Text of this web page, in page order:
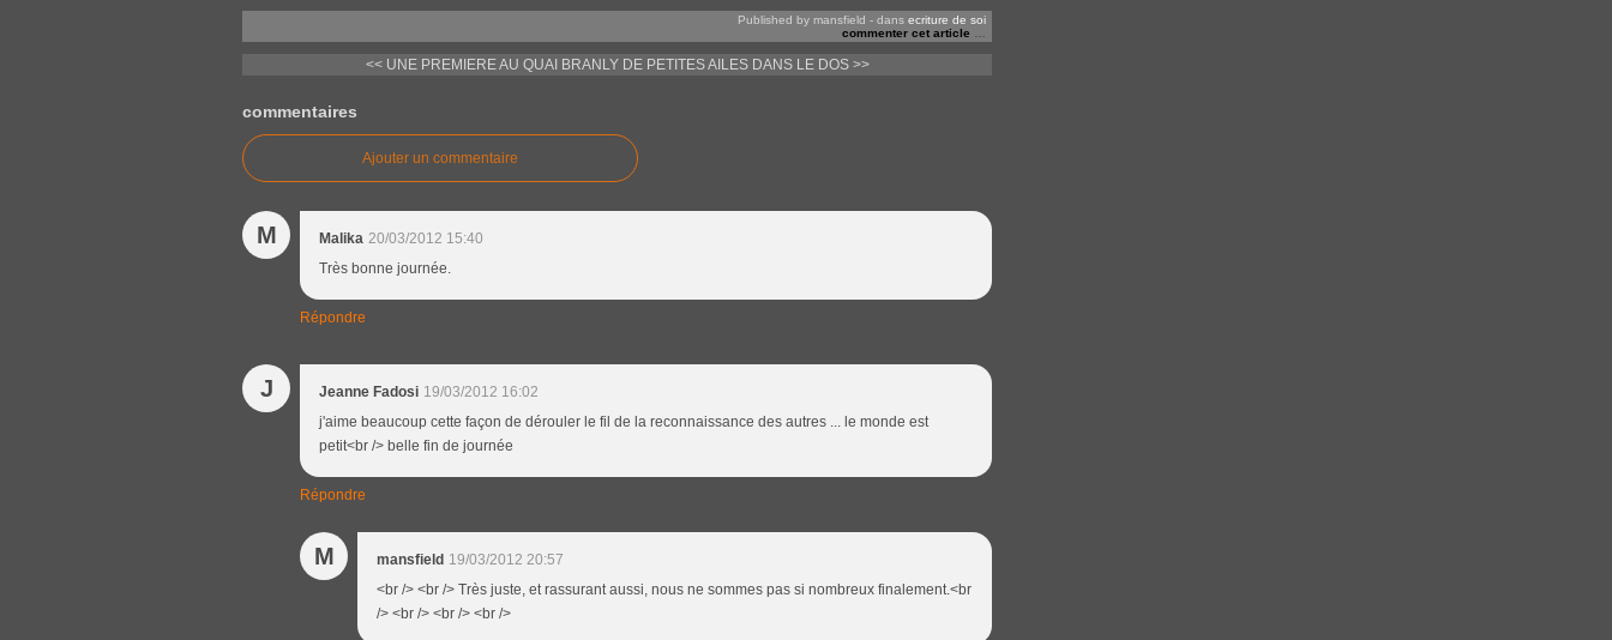
Published by mansfield - dans ecriture de soi
commenter cet article
<< UNE PREMIERE AU QUAI BRANLY DE PETITES AILES DANS LE DOS >>
commentaires
Ajouter un commentaire
M Malika 20/03/2012 15:40
Très bonne journée.
Répondre
J Jeanne Fadosi 19/03/2012 16:02
j'aime beaucoup cette façon de dérouler le fil de la reconnaissance des autres ... le monde est
petit<br /> belle fin de journée
Répondre
M mansfield 19/03/2012 20:57
<br /> <br /> Très juste, et rassurant aussi, nous ne sommes pas si nombreux finalement.<br
/> <br /> <br /> <br />